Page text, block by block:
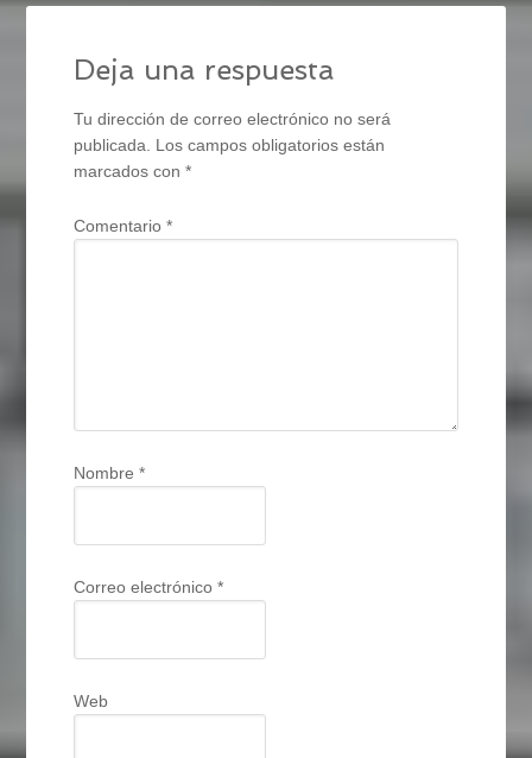
Deja una respuesta
Tu dirección de correo electrónico no será
publicada.
Los campos obligatorios están
marcados con*
Comentario*
Nombre*
Correo electrónico*
Web